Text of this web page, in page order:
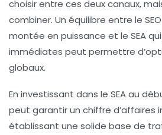
choisir entre ces deux canaux,
combiner. Un équilibre entre le
montée en puissance et le SEA
immédiates peut permettre
globaux.
En investissant dans le SEA au
peut garantir un chiffre d’affaires
établissant une solide base de